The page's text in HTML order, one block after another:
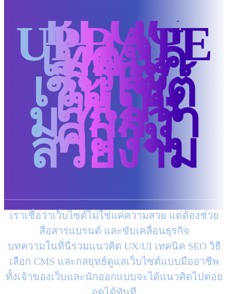
BLOG
UPDATE
เทคนิค
สร้าง
เว็บไซต์
ให้เป็น
มากกว่า
ความ
สวยงาม
เราเชื่อว่าเว็บไซต์ไม่ใช่แค่ความสวย แต่ต้องช่วย
สื่อสารแบรนด์ และขับเคลื่อนธุรกิจ
บทความในที่นี่รวมแนวคิด UX/UI เทคนิค SEO วิธี
เลือก CMS และกลยุทธ์ดูแลเว็บไซต์แบบมืออาชีพ
ทั้งเจ้าของเว็บและนักออกแบบจะได้แนวคิดไปต่อย